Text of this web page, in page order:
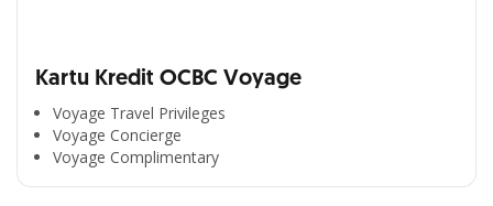
Kartu Kredit OCBC Voyage
Voyage Travel Privileges
Voyage Concierge
Voyage Complimentary
Segala Kemudahan Ada
di Satu Genggaman